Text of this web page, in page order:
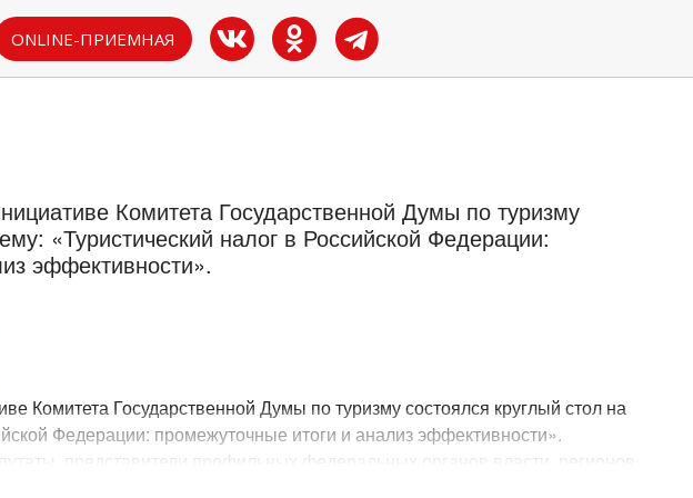
ONLINE-ПРИЕМНАЯ
Комитета Государственной Думы по туризму
«Туристический налог в Российской Федерации:
эффективности».
Комитета Государственной Думы по туризму состоялся круглый стол на
Федерации: промежуточные итоги и анализ эффективности».
представители профильных федеральных органов власти, регионов,